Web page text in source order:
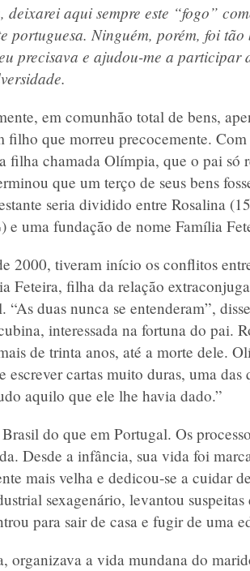
aqui sempre este “fogo”
portuguesa. Ninguém, porém, foi
precisava e ajudou-me a participar
em comunhão total de bens,
que morreu precocemente. Com
filha chamada Olímpia, que o pai só
que um terço de seus bens
seria dividido entre Rosalina
uma fundação de nome Família
2000, tiveram início os conflitos
Feteira, filha da relação
“As duas nunca se entenderam”,
interessada na fortuna do pai.
de trinta anos, até a morte dele.
escrever cartas muito duras, uma
aquilo que ele lhe havia dado.”
do que em Portugal. Os
Desde a infância, sua vida foi
mais velha e dedicou-se a cuidar
sexagenário, levantou
para sair de casa e fugir de uma
organizava a vida mundana do